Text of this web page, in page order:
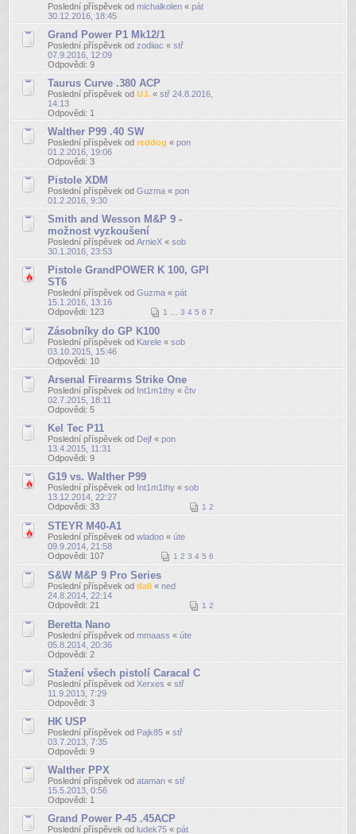
Poslední příspěvek od michalkolen « pát
30.12.2016, 18:45
Grand Power P1 Mk12/1
Poslední příspěvek od zodiiac « stř
07.9.2016, 12:09
Odpovědi: 9
Taurus Curve .380 ACP
Poslední příspěvek od U.I. « stř 24.8.2016,
14:13
Odpovědi: 1
Walther P99 .40 SW
Poslední příspěvek od reddog « pon
01.2.2016, 19:06
Odpovědi: 3
Pistole XDM
Poslední příspěvek od Guzma « pon
01.2.2016, 9:30
Smith and Wesson M&P 9 -
možnost vyzkoušení
Poslední příspěvek od ArnieX « sob
30.1.2016, 23:53
Pistole GrandPOWER K 100, GPI
ST6
Poslední příspěvek od Guzma « pát
15.1.2016, 13:16
Odpovědi: 123 1 3 4 5 6 7
Zásobníky do GP K100
Poslední příspěvek od Karele « sob
03.10.2015, 15:46
Odpovědi: 10
Arsenal Firearms Strike One
Poslední příspěvek od Int1m1thy « čtv
02.7.2015, 18:11
Odpovědi: 5
Kel Tec P11
Poslední příspěvek od Dejf « pon
13.4.2015, 11:31
Odpovědi: 9
G19 vs. Walther P99
Poslední příspěvek od Int1m1thy « sob
13.12.2014, 22:27
Odpovědi: 33 1 2
STEYR M40-A1
Poslední příspěvek od wladoo « úte
09.9.2014, 21:58
Odpovědi: 107 1 2 3 4 5 6
S&W M&P 9 Pro Series
Poslední příspěvek od dali « ned
24.8.2014, 22:14
Odpovědi: 21 1 2
Beretta Nano
Poslední příspěvek od mmaass « úte
05.8.2014, 20:36
Odpovědi: 2
Stažení všech pistolí Caracal C
Poslední příspěvek od Xerxes « stř
11.9.2013, 7:29
Odpovědi: 3
HK USP
Poslední příspěvek od Pajk85 « stř
03.7.2013, 7:35
Odpovědi: 9
Walther PPX
Poslední příspěvek od ataman « stř
15.5.2013, 0:56
Odpovědi: 1
Grand Power P-45 .45ACP
Poslední příspěvek od ludek75 « pát